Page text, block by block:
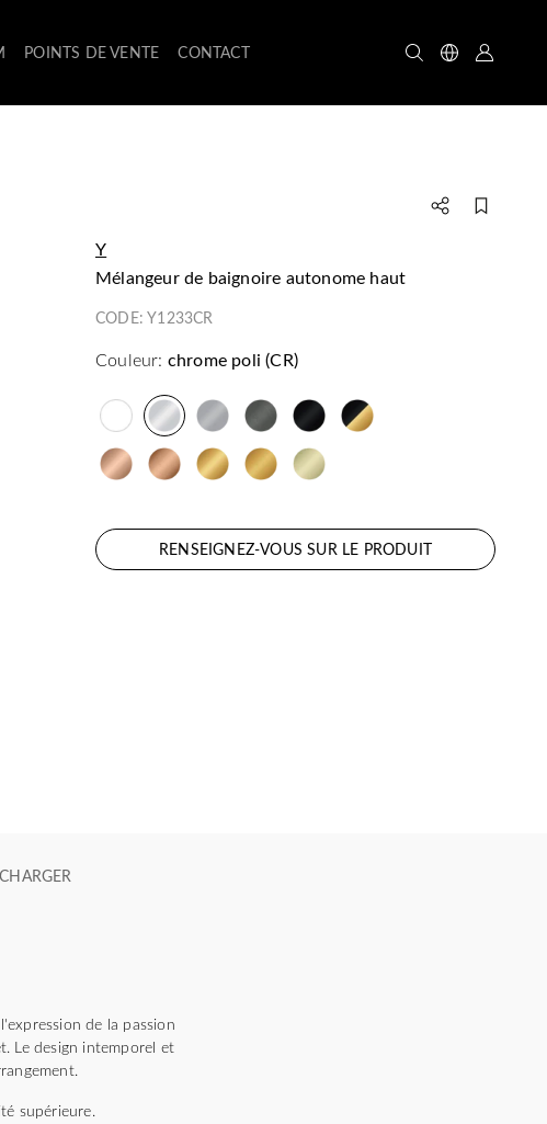
POINTS DE VENTE CONTACT
Y
mélangeur de baignoire autonome haut
CODE:Y1233CR
Couleur: chrome poli (CR)
RENSEIGNEZ-VOUS SUR LE PRODUIT
de la passion
Le design intemporel et
supérieure.